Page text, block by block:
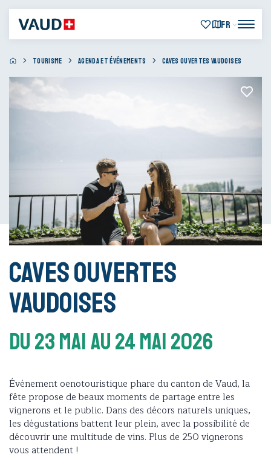
FR
TOURISME AGENDA ET ÉVÉNEMENTS CAVES OUVERTES VAUDOISES
Caves Ouvertes
Vaudoises
Du 23 MaiAu 24 Mai 2026
Événement oenotouristique phare du canton de Vaud, la
fête propose de beaux moments de partage entre les
vignerons et le public. Dans des décors naturels uniques,
les dégustations battent leur plein, avec la possibilité de
découvrir une multitude de vins. Plus de 250 vignerons
vous attendent !